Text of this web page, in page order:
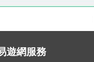
遊網服務